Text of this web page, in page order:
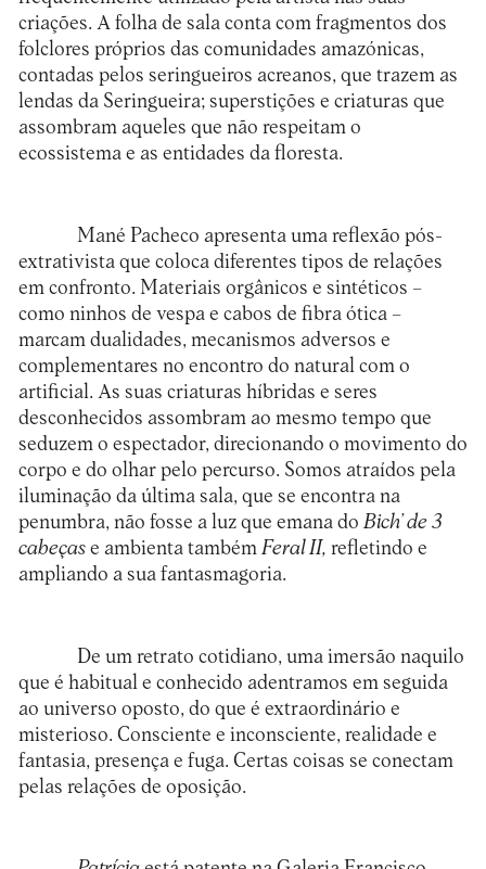
criações. A folha de sala conta com fragmentos dos
folclores próprios das comunidades amazónicas,
contadas pelos seringueiros acreanos, que trazem as
lendas da Seringueira; superstições e criaturas que
assombram aqueles que não respeitam o
ecossistema e as entidades da floresta.
Mané Pacheco apresenta uma reflexão pós-
extrativista que coloca diferentes tipos de relações
em confronto. Materiais orgânicos e sintéticos –
como ninhos de vespa e cabos de fibra ótica –
marcam dualidades, mecanismos adversos e
complementares no encontro do natural com o
artificial. As suas criaturas híbridas e seres
desconhecidos assombram ao mesmo tempo que
seduzem o espectador, direcionando o movimento do
corpo e do olhar pelo percurso. Somos atraídos pela
iluminação da última sala, que se encontra na
penumbra, não fosse a luz que emana doBich’ de 3
cabeçase ambienta tambémFeral II, refletindo e
ampliando a sua fantasmagoria.
De um retrato cotidiano, uma imersão naquilo
que é habitual e conhecido adentramos em seguida
ao universo oposto, do que é extraordinário e
misterioso. Consciente e inconsciente, realidade e
fantasia, presença e fuga. Certas coisas se conectam
pelas relações de oposição.